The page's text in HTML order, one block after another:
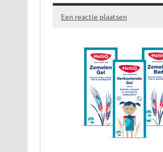
Een reactie plaatsen